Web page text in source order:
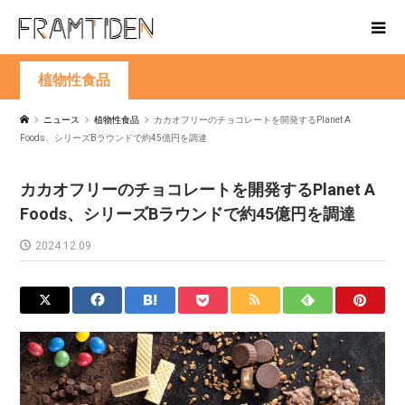
植物性食品
ニュース 植物性食品
カカオフリーのチョコレートを開発するPlanet A
Foods、シリーズBラウンドで約45億円を調達
カカオフリーのチョコレートを開発するPlanet A
Foods、シリーズBラウンドで約45億円を調達
2024.12.09